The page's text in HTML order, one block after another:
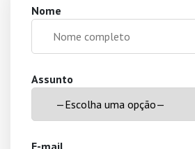
Nome
Assunto